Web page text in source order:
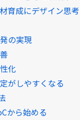
育成にデザイン思
の実現
化
がしやすくなる
から始める